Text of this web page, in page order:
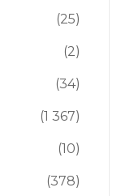
(25)
(2)
(34)
(1 367)
(10)
(378)